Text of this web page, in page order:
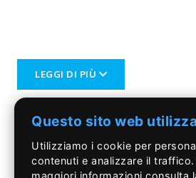
LEGGI DI PIÙ
Questo sito web
Utilizziamo i cookie per
contenuti e analizzare il traffico.
maggiori informazioni consulta